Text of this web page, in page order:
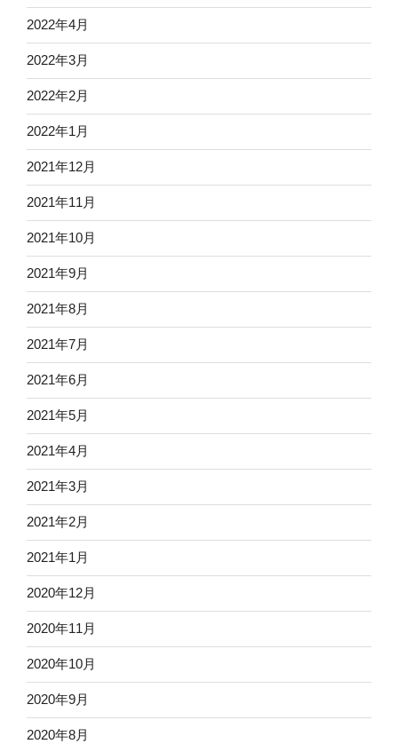
2022年4月
2022年3月
2022年2月
2022年1月
2021年12月
2021年11月
2021年10月
2021年9月
2021年8月
2021年7月
2021年6月
2021年5月
2021年4月
2021年3月
2021年2月
2021年1月
2020年12月
2020年11月
2020年10月
2020年9月
2020年8月